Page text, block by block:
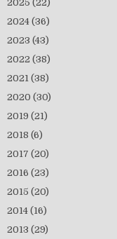
2025 (22)
2024 (36)
2023 (43)
2022 (38)
2021 (38)
2020 (30)
2019 (21)
2018 (6)
2017 (20)
2016 (23)
2015 (20)
2014 (16)
2013 (29)